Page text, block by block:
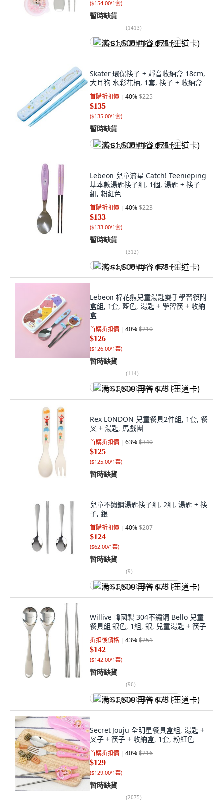
($154.00/1套)
暫時缺貨
(1413)
满 $1,500 再省 $75 (王道卡)
Skater 環保筷子 + 靜音收納盒 18cm,
大耳狗 水彩花柄, 1套, 筷子 + 收納盒
首購折扣價 40%$225
$135
($135.00/1套)
暫時缺貨
满 $1,500 再省 $75 (王道卡)
Lebeon 兒童流星 Catch! Teenieping
基本款湯匙筷子組, 1個, 湯匙 + 筷子
組, 粉紅色
首購折扣價 40%$223
$133
($133.00/1套)
暫時缺貨
(312)
满 $1,500 再省 $75 (王道卡)
Lebeon 棉花熊兒童湯匙雙手學習筷附
盒組, 1套, 藍色, 湯匙 + 學習筷 + 收納
盒
首購折扣價 40%$210
$126
($126.00/1套)
暫時缺貨
(114)
满 $1,500 再省 $75 (王道卡)
Rex LONDON 兒童餐具2件組, 1套, 餐
叉 + 湯匙, 馬戲團
首購折扣價 63%$340
$125
($125.00/1套)
暫時缺貨
兒童不鏽鋼湯匙筷子組, 2組, 湯匙 + 筷
子, 銀
首購折扣價 40%$207
$124
($62.00/1套)
暫時缺貨
(9)
满 $1,500 再省 $75 (王道卡)
Willive 韓國製 304不鏽鋼 Bello 兒童
餐具組 銀色, 1組, 銀, 兒童湯匙 + 筷子
折扣後價格 43%$251
$142
($142.00/1套)
暫時缺貨
(96)
满 $1,500 再省 $75 (王道卡)
Secret Jouju 全明星餐具盒組, 湯匙 +
叉子 + 筷子 + 收納盒, 1套, 粉紅色
首購折扣價 40%$216
$129
($129.00/1套)
暫時缺貨
(2075)